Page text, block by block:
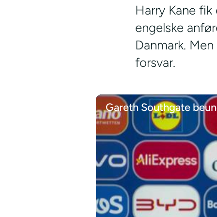
Harry Kane
engelske
Danmark.
forsvar.
Gareth Southgate